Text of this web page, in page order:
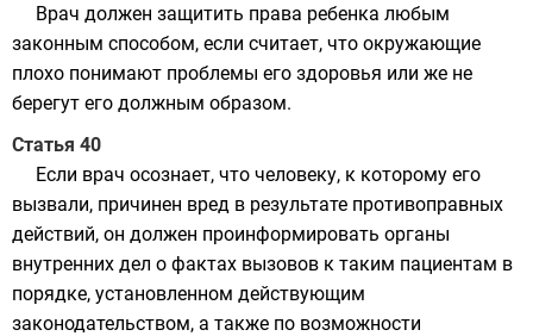
Врач должен защитить права ребенка любым
законным способом, если считает, что окружающие
плохо понимают проблемы его здоровья или же не
берегут его должным образом.
Статья 40
Если врач осознает, что человеку, к которому его
вызвали, причинен вред в результате противоправных
действий, он должен проинформировать органы
внутренних дел о фактах вызовов к таким пациентам в
порядке, установленном действующим
законодательством, а также по возможности